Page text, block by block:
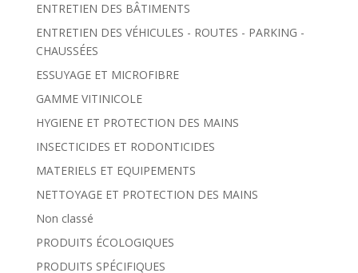
ENTRETIEN DES BÂTIMENTS
ENTRETIEN DES VÉHICULES - ROUTES - PARKING -
CHAUSSÉES
ESSUYAGE ET MICROFIBRE
GAMME VITINICOLE
HYGIENE ET PROTECTION DES MAINS
INSECTICIDES ET RODONTICIDES
MATERIELS ET EQUIPEMENTS
NETTOYAGE ET PROTECTION DES MAINS
Non classé
PRODUITS ÉCOLOGIQUES
PRODUITS SPÉCIFIQUES